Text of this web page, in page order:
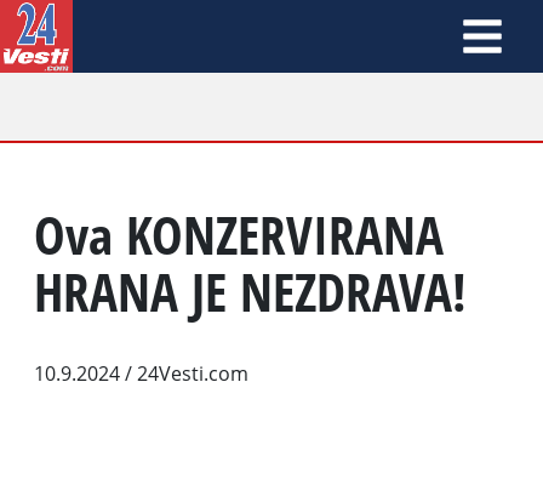
Ova KONZERVIRANA
HRANA JE NEZDRAVA!
10.9.2024/ 24Vesti.com